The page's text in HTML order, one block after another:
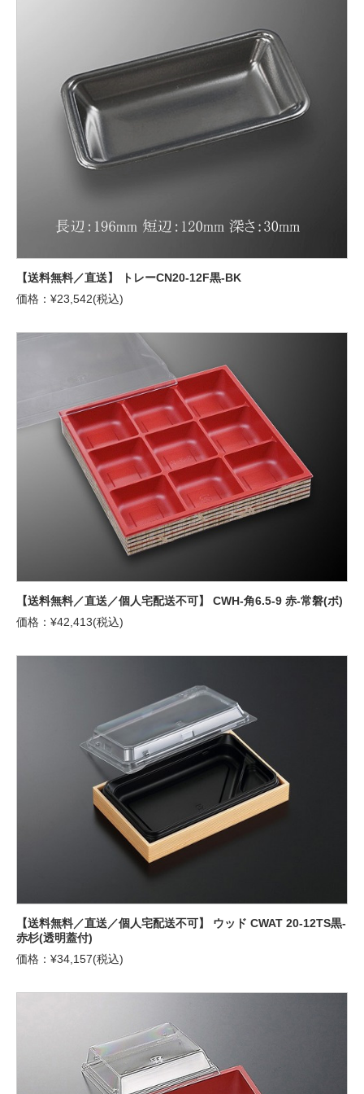
【送料無料／直送】 トレーCN20-12F黒-BK
価格：¥23,542(税込)
【送料無料／直送／個人宅配送不可】 CWH-角6.5-9 赤-常磐(ボ)
価格：¥42,413(税込)
【送料無料／直送／個人宅配送不可】 ウッド CWAT 20-12TS黒-
赤杉(透明蓋付)
価格：¥34,157(税込)